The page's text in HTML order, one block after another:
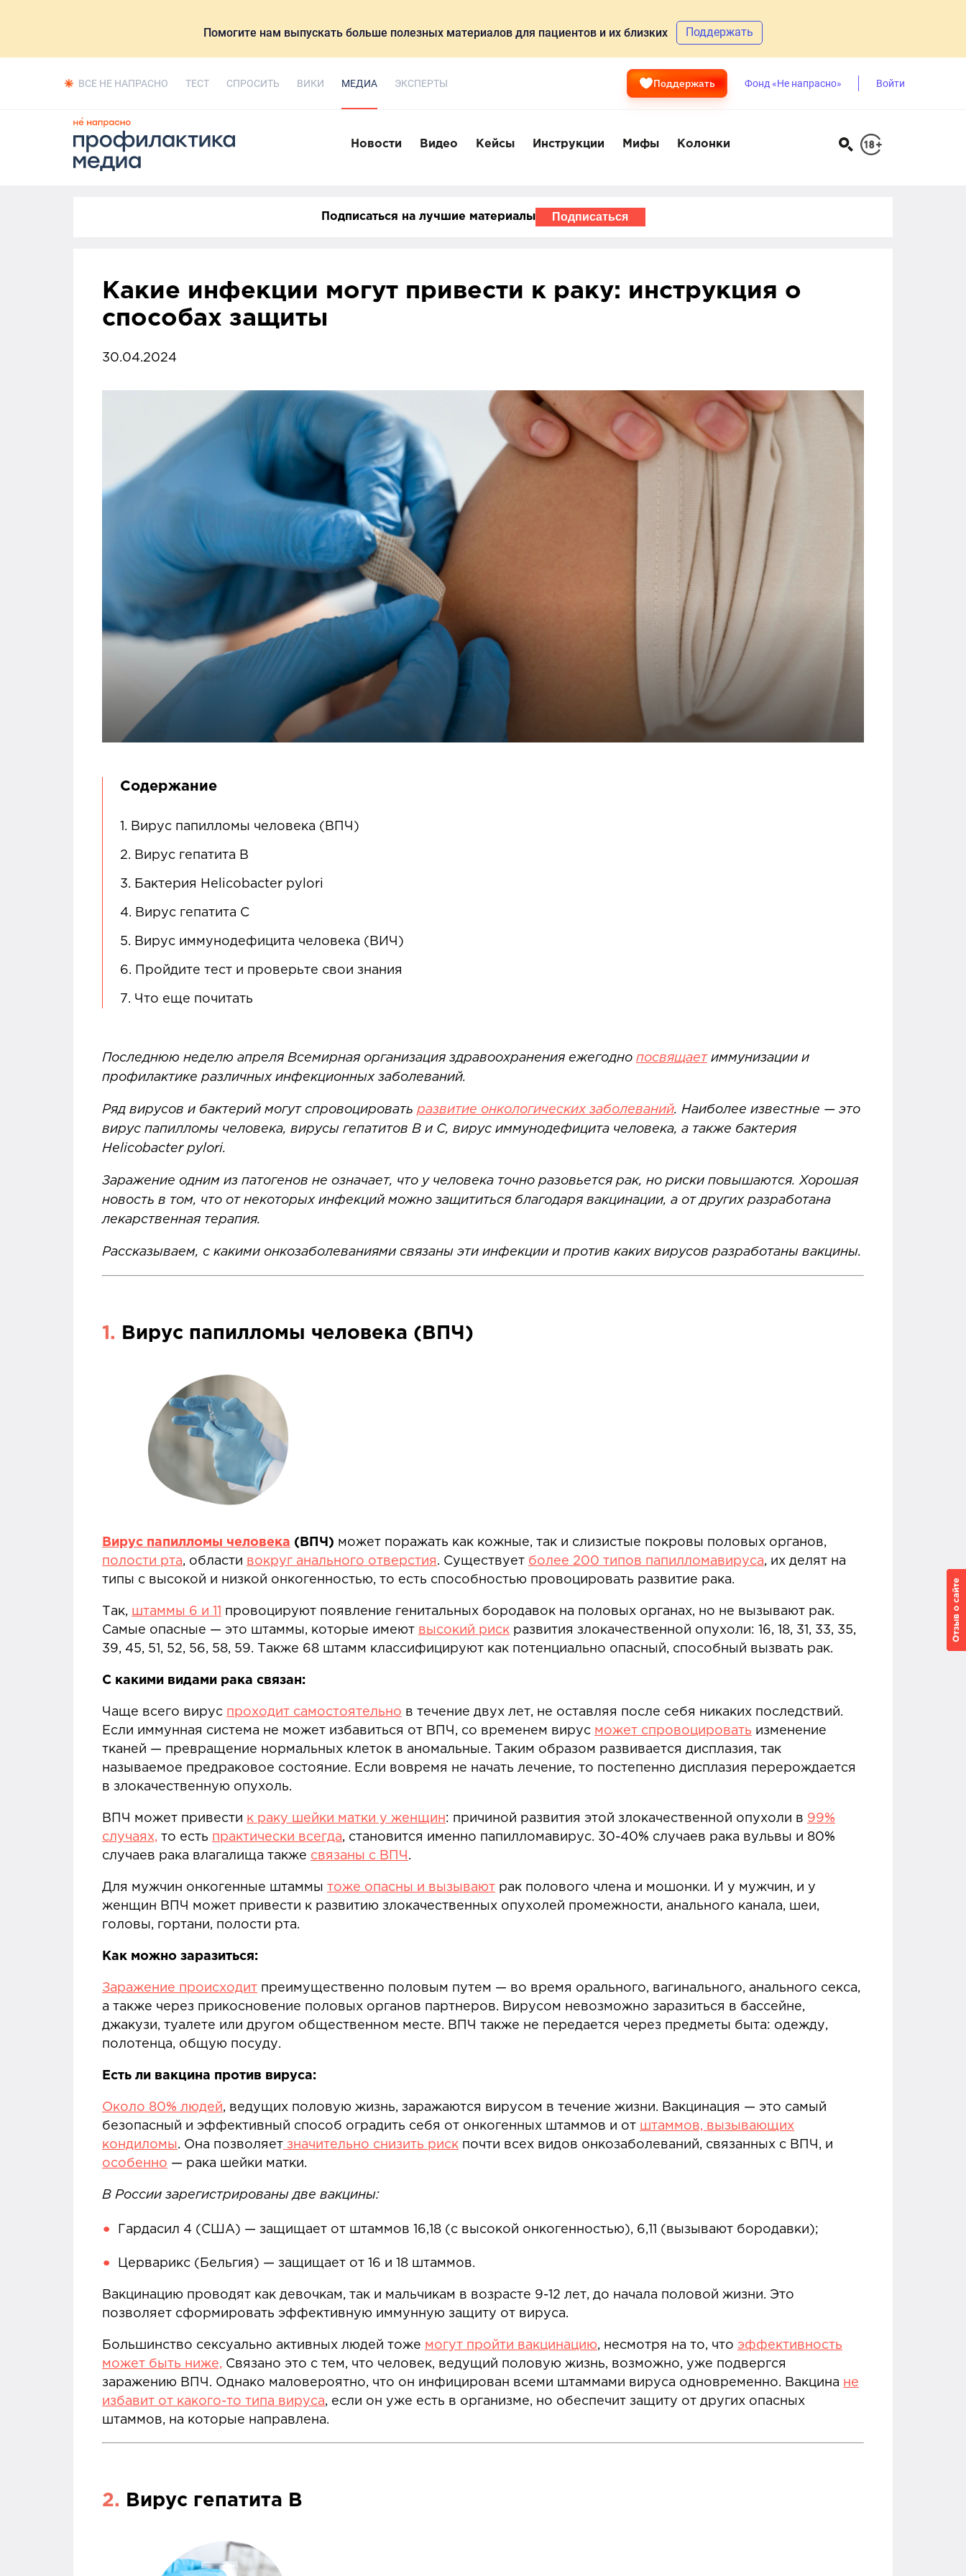
Помогите нам выпускать больше полезных материалов для пациентов и их близких Поддержать
ВСЕ НЕ НАПРАСНО ТЕСТ СПРОСИТЬ ВИКИ МЕДИА ЭКСПЕРТЫ Поддержать Фонд «Не напрасно» Войти
Новости Видео Кейсы Инструкции Мифы Колонки
Подписаться на лучшие материалы Подписаться
Какие инфекции могут привести к раку: инструкция о
способах защиты
30.04.2024
Содержание
1. Вирус папилломы человека (ВПЧ)
2. Вирус гепатита В
3. Бактерия Helicobacter pylori
4. Вирус гепатита С
5. Вирус иммунодефицита человека (ВИЧ)
6. Пройдите тест и проверьте свои знания
7. Что еще почитать
Последнюю неделю апреля Всемирная организация здравоохранения ежегодно посвящаетиммунизации и
профилактике различных инфекционных заболеваний.
Ряд вирусов и бактерий могут спровоцировать развитие онкологических заболеваний. Наиболее известные — это
вирус папилломы человека, вирусы гепатитов В и С, вирус иммунодефицита человека, а также бактерия
Helicobacter pylori.
Заражение одним из патогенов не означает, что у человека точно разовьется рак, но риски повышаются. Хорошая
новость в том, что от некоторых инфекций можно защититься благодаря вакцинации, а от других разработана
лекарственная терапия.
Рассказываем, с какими онкозаболеваниями связаны эти инфекции и против каких вирусов разработаны вакцины.
1. Вирус папилломы человека (ВПЧ)
Вирус папилломы человека (ВПЧ) может поражать как кожные, так и слизистые покровы половых органов,
полости рта, области вокруг анального отверстия. Существует более 200 типов папилломавируса, их делят на
типы с высокой и низкой онкогенностью, то есть способностью провоцировать развитие рака.
Так, штаммы 6 и 11 провоцируют появление генитальных бородавок на половых органах, но не вызывают рак.
Самые опасные — это штаммы, которые имеют высокий риск развития злокачественной опухоли: 16, 18, 31, 33, 35,
39, 45, 51, 52, 56, 58, 59. Также 68 штамм классифицируют как потенциально опасный, способный вызвать рак.
С какими видами рака связан:
Чаще всего вирус проходит самостоятельно в течение двух лет, не оставляя после себя никаких последствий.
Если иммунная система не может избавиться от ВПЧ, со временем вирус может спровоцировать изменение
тканей — превращение нормальных клеток в аномальные. Таким образом развивается дисплазия, так
называемое предраковое состояние. Если вовремя не начать лечение, то постепенно дисплазия перерождается
в злокачественную опухоль.
ВПЧ может привести к раку шейки матки у женщин: причиной развития этой злокачественной опухоли в 99%
случаях, то есть практически всегда, становится именно папилломавирус. 30-40% случаев рака вульвы и 80%
случаев рака влагалища также связаны с ВПЧ .
Для мужчин онкогенные штаммы тоже опасны и вызывают рак полового члена и мошонки. И у мужчин, и у
женщин ВПЧ может привести к развитию злокачественных опухолей промежности, анального канала, шеи,
головы, гортани, полости рта.
Как можно заразиться:
Заражение происходит преимущественно половым путем — во время орального, вагинального, анального секса,
а также через прикосновение половых органов партнеров. Вирусом невозможно заразиться в бассейне,
джакузи, туалете или другом общественном месте. ВПЧ также не передается через предметы быта: одежду,
полотенца, общую посуду.
Есть ли вакцина против вируса:
Около 80% людей, ведущих половую жизнь, заражаются вирусом в течение жизни. Вакцинация — это самый
безопасный и эффективный способ оградить себя от онкогенных штаммов и от штаммов, вызывающих
кондиломы. Она позволяет значительно снизить риск почти всех видов онкозаболеваний, связанных с ВПЧ, и
особенно — рака шейки матки.
В России зарегистрированы две вакцины:
Гардасил 4 (США) — защищает от штаммов 16,18 (с высокой онкогенностью), 6,11 (вызывают бородавки);
Церварикс (Бельгия) — защищает от 16 и 18 штаммов.
Вакцинацию проводят как девочкам, так и мальчикам в возрасте 9-12 лет, до начала половой жизни. Это
позволяет сформировать эффективную иммунную защиту от вируса.
Большинство сексуально активных людей тоже могут пройти вакцинацию, несмотря на то, что эффективность
может быть ниже, Связано это с тем, что человек, ведущий половую жизнь, возможно, уже подвергся
заражению ВПЧ. Однако маловероятно, что он инфицирован всеми штаммами вируса одновременно. Вакцина не
избавит от какого-то типа вируса, если он уже есть в организме, но обеспечит защиту от других опасных
штаммов, на которые направлена.
2. Вирус гепатита В